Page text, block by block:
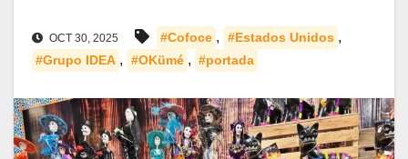
OCT 30, 2025 #Cofoce , #Estados Unidos ,
#Grupo IDEA , #OKümé , #portada